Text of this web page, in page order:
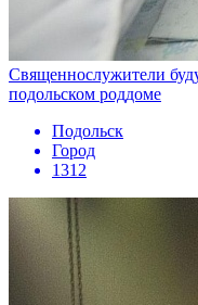
Священнослужители
подольском роддоме
Подольск
Город
1312